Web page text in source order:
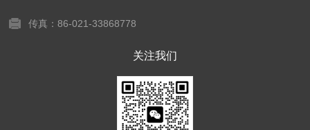
传真：86-021-33868778
关注我们